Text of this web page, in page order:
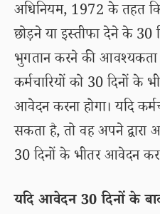
अधिनियम, 1972 के तहत
छोड़ने या इस्तीफा देने के 30
भुगतान करने की आवश्यकता
कर्मचारियों को 30 दिनों के
आवेदन करना होगा। यदि
सकता है, तो वह अपने
30 दिनों के भीतर आवेदन
यदि आवेदन 30 दिनों के